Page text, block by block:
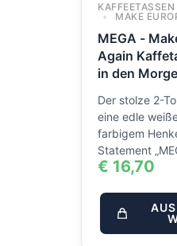
KAFFEETASSEN
MAKE
MEGA -
Again
in den
Der stolze 2-
eine edle
farbigem
Statement
€ 16,70